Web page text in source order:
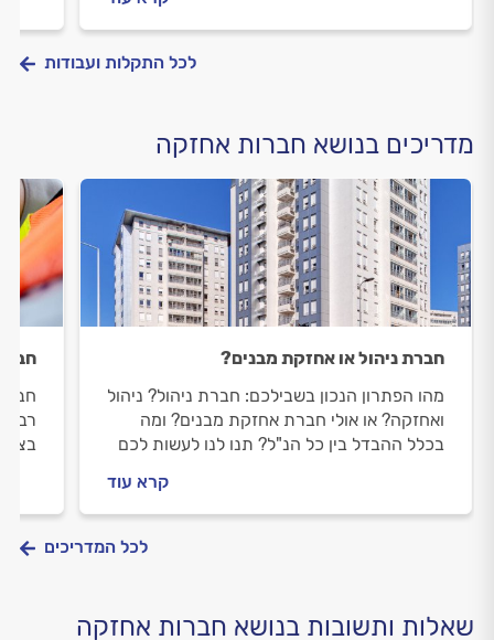
לכל התקלות ועבודות
מדריכים בנושא חברות אחזקה
חברת ניהול או אחזקת מבנים?
מהו הפתרון הנכון בשבילכם: חברת ניהול? ניהול
ואחזקה? או אולי חברת אחזקת מבנים? ומה
בכלל ההבדל בין כל הנ"ל? תנו לנו לעשות לכם
קרא עוד
לכל המדריכים
שאלות ותשובות בנושא חברות אחזקה